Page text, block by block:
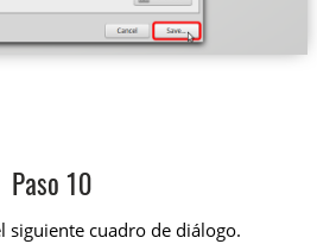
Paso 10
siguiente cuadro de diálogo.